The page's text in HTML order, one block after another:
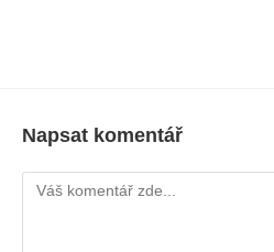
Napsat komentář